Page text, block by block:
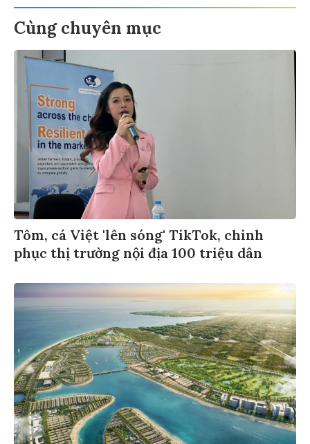
Cùng chuyên mục
Tôm, cá Việt 'lên sóng' TikTok, chinh
phục thị trường nội địa 100 triệu dân